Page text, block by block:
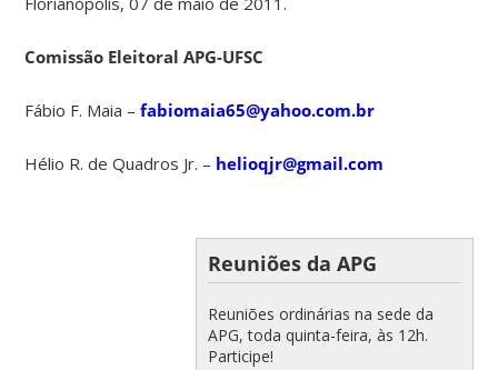
Comissão Eleitoral APG-UFSC
Fábio F. Maia –fabiomaia65@yahoo.com.br
Hélio R. de Quadros Jr. – helioqjr@gmail.com
Reuniões da APG
Reuniões ordinárias na sede da
APG, toda quinta-feira, às 12h.
Participe!